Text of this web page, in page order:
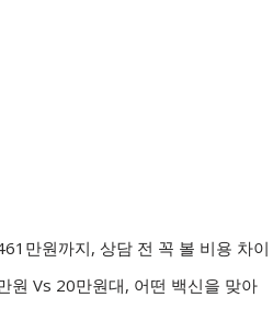
만원까지, 상담 전 꼭 볼 비용 차이
원 Vs 20만원대, 어떤 백신을 맞아